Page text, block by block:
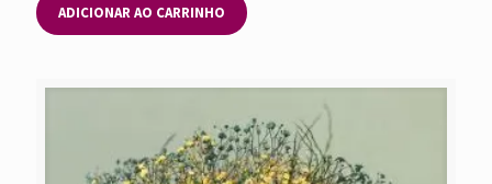
ADICIONAR AO CARRINHO